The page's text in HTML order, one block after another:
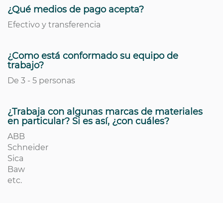
¿Qué medios de pago acepta?
Efectivo y transferencia
¿Como está conformado su equipo de
trabajo?
De 3 - 5 personas
¿Trabaja con algunas marcas de materiales
en particular? Si es así, ¿con cuáles?
ABB
Schneider
Sica
Baw
etc.